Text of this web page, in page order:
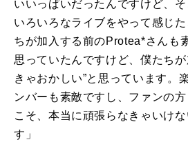
いいっぱいだったんですけど、
いろいろなライブをやって感じ
ちが加入する前のProtea*さんも
思っていたんですけど、僕たち
きゃおかしい”と思っています。
ンバーも素敵ですし、ファンの
こそ、本当に頑張らなきゃいけ
す」